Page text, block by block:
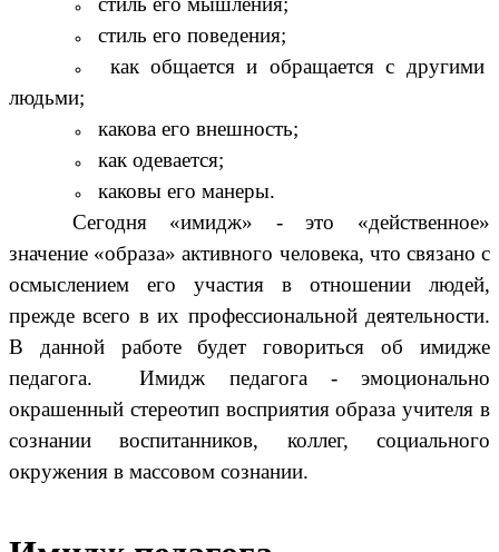
стиль его поведения;
как общается и обращается с другими
людьми;
какова его внешность;
как одевается;
каковы его манеры.
Сегодня «имидж» - это «действенное»
значение «образа» активного человека, что связано с
осмыслением его участия в отношении людей,
прежде всего в их профессиональной деятельности.
В данной работе будет говориться об имидже
педагога. Имидж педагога - эмоционально
окрашенный стереотип восприятия образа учителя в
сознании воспитанников, коллег, социального
окружения в массовом сознании.